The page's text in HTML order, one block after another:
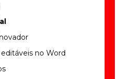
editáveis no Word